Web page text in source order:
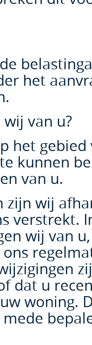
het
van u?
het
kunnen
van u.
zijn wij
verstrekt.
wij van
dat u
woning.